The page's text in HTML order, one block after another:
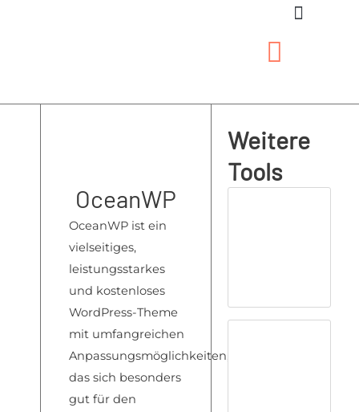
OceanWP
OceanWP ist ein
vielseitiges,
leistungsstarkes
und kostenloses
WordPress-Theme
mit umfangreichen
Anpassungsmöglichkeiten,
das sich besonders
gut für den
Weitere
Tools